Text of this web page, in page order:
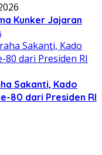
Kunker Jajaran
Sakanti, Kado
80 dari Presiden RI